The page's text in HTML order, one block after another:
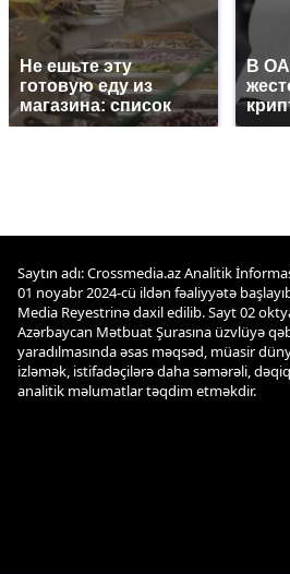
Не ешьте эту
готовую еду из
магазина: список
В
Saytın adı: Crossmedia.az Analitik
01 noyabr 2024-cü ildən fəaliyyətə
Media Reyestrinə daxil edilib. Sayt 02
Azərbaycan Mətbuat Şurasına üzvlüyə
yaradılmasında əsas məqsəd, müasir
izləmək, istifadəçilərə daha səmərəli,
analitik məlumatlar təqdim etməkdir.